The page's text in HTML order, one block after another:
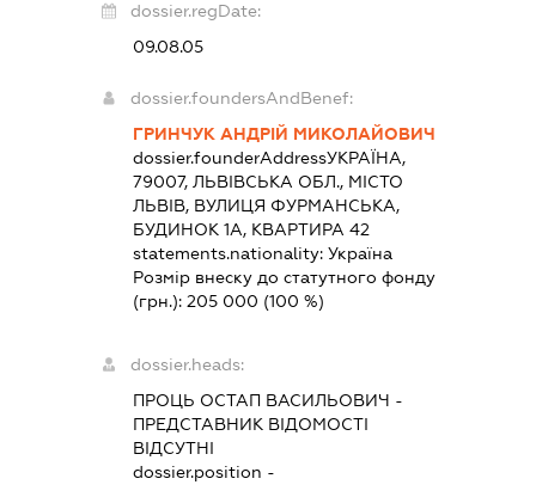
dossier.regDate:
09.08.05
dossier.foundersAndBenef:
ГРИНЧУК АНДРІЙ МИКОЛАЙОВИЧ
dossier.founderAddressУКРАЇНА,
79007, ЛЬВІВСЬКА ОБЛ., МІСТО
ЛЬВІВ, ВУЛИЦЯ ФУРМАНСЬКА,
БУДИНОК 1А, КВАРТИРА 42
statements.nationality:Україна
Розмір внеску до статутного фонду
(грн.):205 000 (100 %)
dossier.heads:
ПРОЦЬ ОСТАП ВАСИЛЬОВИЧ -
ПРЕДСТАВНИК ВІДОМОСТІ
ВІДСУТНІ
dossier.position -